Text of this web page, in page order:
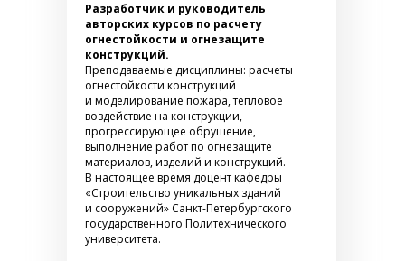
Разработчик и руководитель
авторских курсов по расчету
огнестойкости и огнезащите
конструкций.
Преподаваемые дисциплины: расчеты
огнестойкости конструкций
и моделирование пожара, тепловое
воздействие на конструкции,
прогрессирующее обрушение,
выполнение работ по огнезащите
материалов, изделий и конструкций.
В настоящее время доцент кафедры
«Строительство уникальных зданий
и сооружений» Санкт-Петербургского
государственного Политехнического
университета.